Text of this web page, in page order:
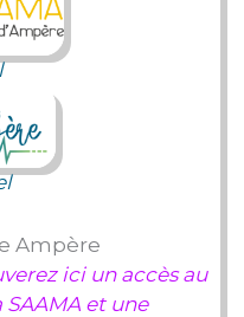
Ampère
ici un accès au
et une